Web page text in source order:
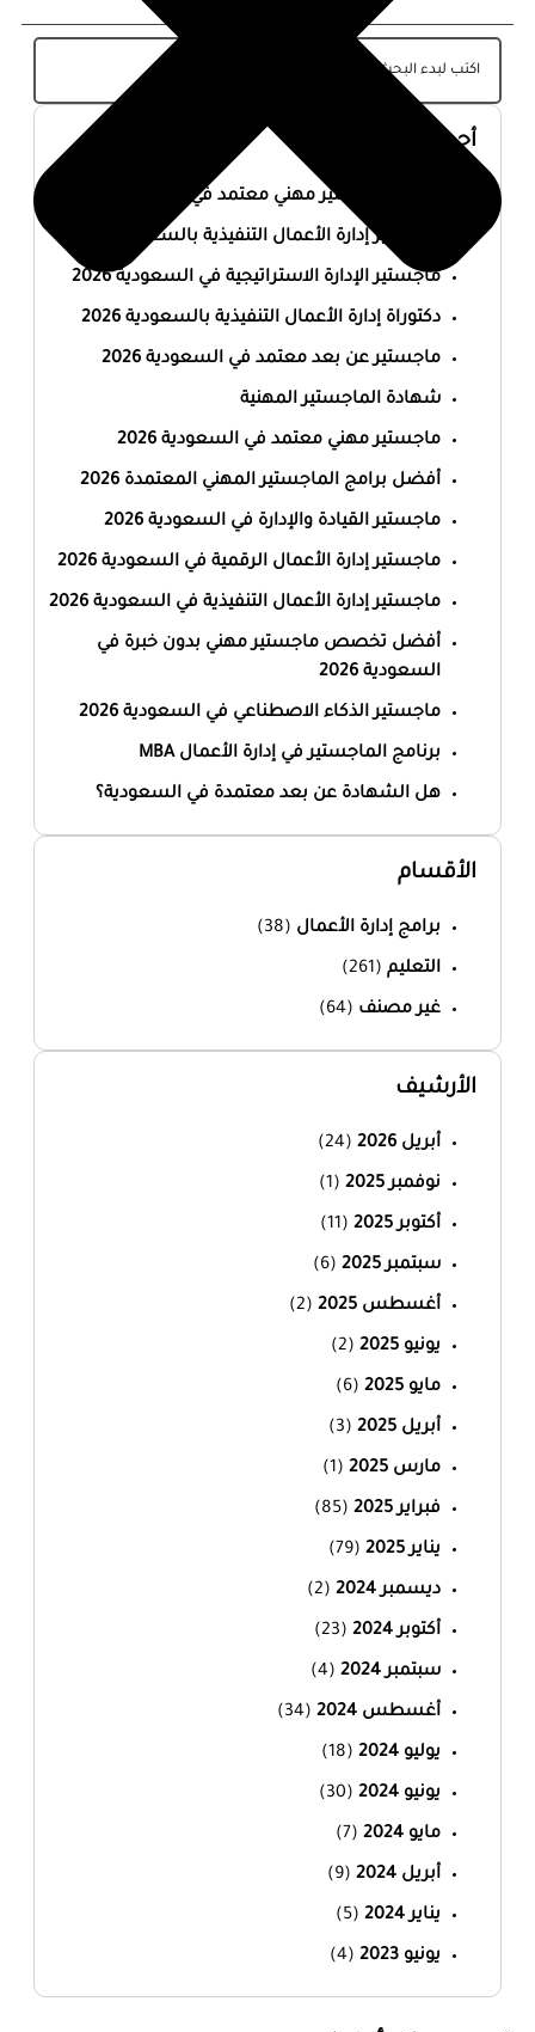
أحدث المقالات
أفضل ماجستير مهني معتمد في السعودية 2026
ماجستير إدارة الأعمال التنفيذية بالسعودية 2026
ماجستير الإدارة الاستراتيجية في السعودية 2026
دكتوراة إدارة الأعمال التنفيذية بالسعودية 2026
ماجستير عن بعد معتمد في السعودية 2026
شهادة الماجستير المهنية
ماجستير مهني معتمد في السعودية 2026
أفضل برامج الماجستير المهني المعتمدة 2026
ماجستير القيادة والإدارة في السعودية 2026
ماجستير إدارة الأعمال الرقمية في السعودية 2026
ماجستير إدارة الأعمال التنفيذية في السعودية 2026
أفضل تخصص ماجستير مهني بدون خبرة في
السعودية 2026
ماجستير الذكاء الاصطناعي في السعودية 2026
برنامج الماجستير في إدارة الأعمال MBA
هل الشهادة عن بعد معتمدة في السعودية؟
الأقسام
برامج إدارة الأعمال (38)
التعليم (261)
غير مصنف (64)
الأرشيف
أبريل 2026 (24)
نوفمبر 2025 (1)
أكتوبر 2025 (11)
سبتمبر 2025 (6)
أغسطس 2025 (2)
يونيو 2025 (2)
مايو 2025 (6)
أبريل 2025 (3)
مارس 2025 (1)
فبراير 2025 (85)
يناير 2025 (79)
ديسمبر 2024 (2)
أكتوبر 2024 (23)
سبتمبر 2024 (4)
أغسطس 2024 (34)
يوليو 2024 (18)
يونيو 2024 (30)
مايو 2024 (7)
أبريل 2024 (9)
يناير 2024 (5)
يونيو 2023 (4)